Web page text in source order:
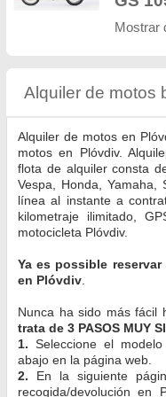
Mostrar
Alquiler de motos
Alquiler de motos en
motos en Plóvdiv.
flota de alquiler consta
Vespa, Honda, Yamaha,
línea al instante a
kilometraje ilimitado,
motocicleta Plóvdiv.
Ya es possible
en Plóvdiv.
Nunca ha sido más fácil
trata de 3 PASOS MUY
1. Seleccione el
abajo en la página web.
2. En la siguiente
recogida/devolución en